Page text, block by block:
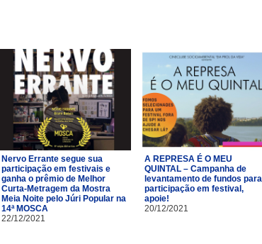
Nervo Errante segue sua
participação em festivais e
ganha o prêmio de Melhor
Curta-Metragem da Mostra
Meia Noite pelo Júri Popular na
14ª MOSCA
22/12/2021
A REPRESA É O MEU
QUINTAL – Campanha de
levantamento de fundos para
participação em festival,
apoie!
20/12/2021